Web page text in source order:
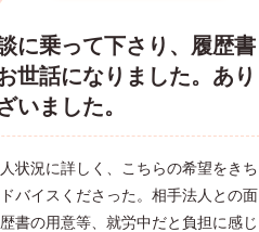
に乗って下さり、履歴書
世話になりました。あり
いました。
状況に詳しく、こちらの希望をきち
バイスくださった。相手法人との面
書の用意等、就労中だと負担に感じ